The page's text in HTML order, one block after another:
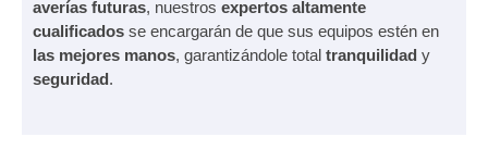
averías futuras, nuestros expertos altamente
cualificados se encargarán de que sus equipos estén en
las mejores manos, garantizándole total tranquilidad y
seguridad.